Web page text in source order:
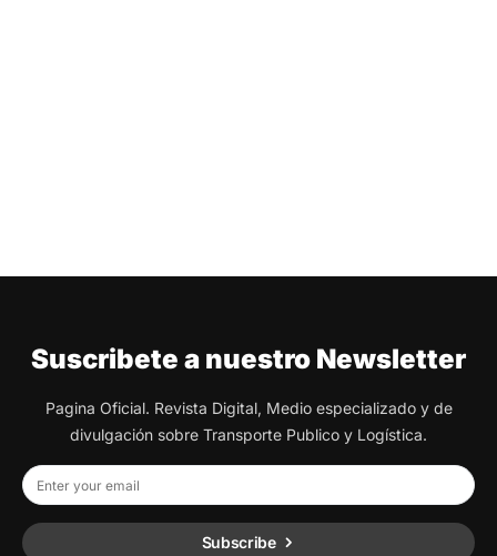
Suscribete a nuestro Newsletter
Pagina Oficial. Revista Digital, Medio especializado y de
divulgación sobre Transporte Publico y Logística.
Subscribe